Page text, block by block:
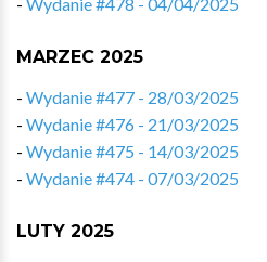
MARZEC 2025
- Wydanie #477 - 28/03/2025
- Wydanie #476 - 21/03/2025
- Wydanie #475 - 14/03/2025
- Wydanie #474 - 07/03/2025
LUTY 2025